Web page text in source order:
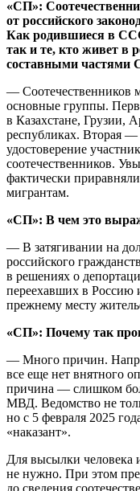
«СП»:
от российского
Как родившиеся в
так и те, кто живет в
составными частями
— Соотечественников
основные группы.
в Казахстане, Грузии,
республиках. Вторая
удостоверение
соотечественников.
фактически
мигрантам.
«СП»: В чем это
— В затягивании на
российского
в решениях о
переехавших в Россию
прежнему месту
«СП»: Почему так
— Много причин.
все еще нет внятного
причина — слишком
МВД. Ведомство не
но с 5 февраля 2025
«наказант».
Для высылки человека
не нужно. При этом
до сведения